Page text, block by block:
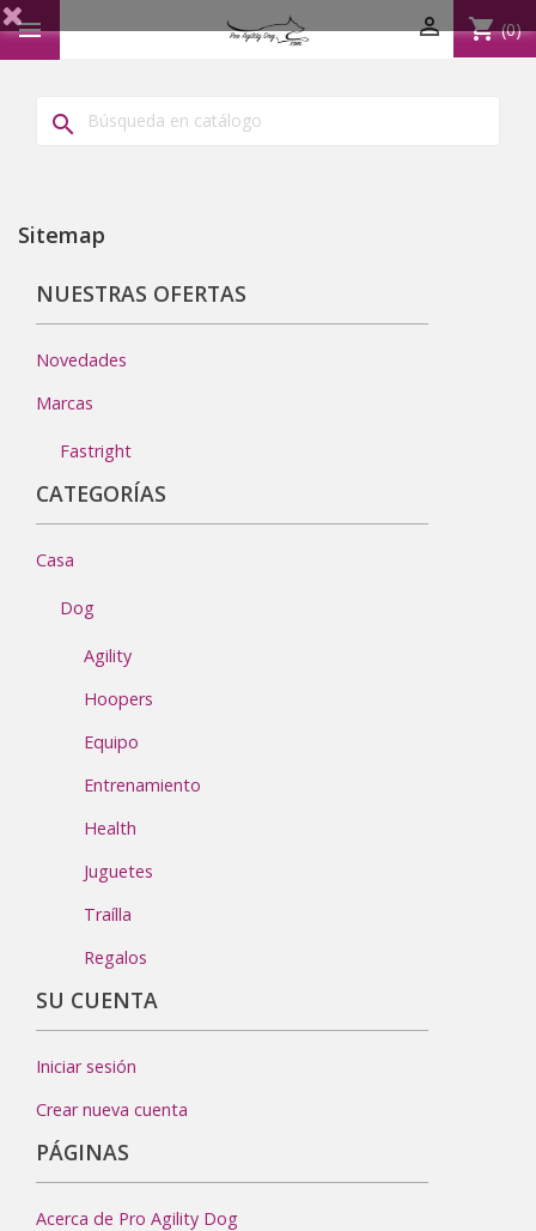
 shopping_cart (0)


Sitemap
NUESTRAS OFERTAS
Novedades
Marcas
Fastright
CATEGORÍAS
Casa
Dog
Agility
Hoopers
Equipo
Entrenamiento
Health
Juguetes
Traílla
Regalos
SU CUENTA
Iniciar sesión
Crear nueva cuenta
PÁGINAS
Acerca de Pro Agility Dog